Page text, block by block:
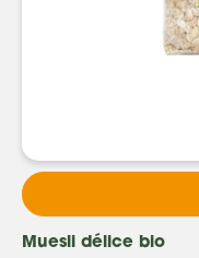
Muesli délice bio